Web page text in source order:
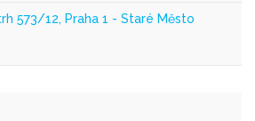
573/12, Praha 1 - Staré Město